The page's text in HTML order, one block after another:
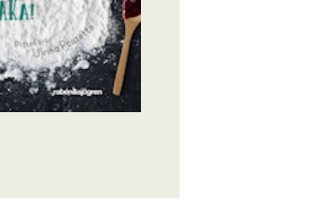
det finns en del
Boken vänder
tio år och